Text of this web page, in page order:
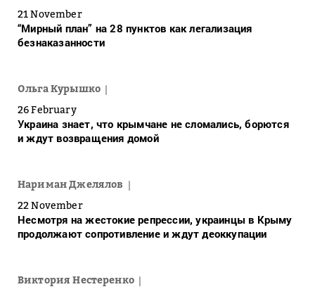
21 November
“Мирный план” на 28 пунктов как легализация
безнаказанности
Ольга Курышко
26 February
Украина знает, что крымчане не сломались, борются
и ждут возвращения домой
Нариман Джелялов
22 November
Несмотря на жестокие репрессии, украинцы в Крыму
продолжают сопротивление и ждут деоккупации
Виктория Нестеренко